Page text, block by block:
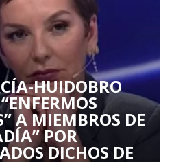
HUIDOBRO
A MIEMBROS DE
POR
DICHOS DE